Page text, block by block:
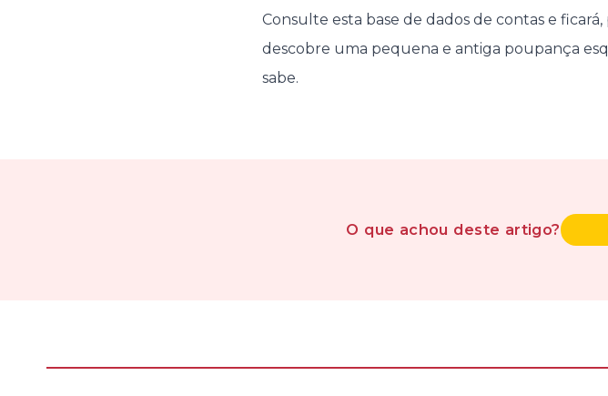
Consulte esta base de dados de contas e
descobre uma pequena e antiga poupança
sabe.
O que achou deste artigo?